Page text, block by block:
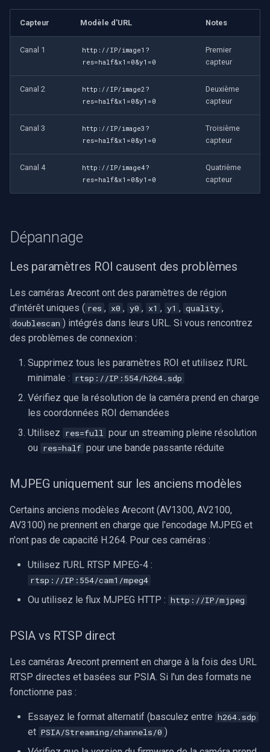
Capteur Modèle d'URL Notes
Canal 1
http://IP/image1?
res=half&x1=0&y1=0
Premier
capteur
Canal 2
http://IP/image2?
res=half&x1=0&y1=0
Deuxième
capteur
Canal 3
http://IP/image3?
res=half&x1=0&y1=0
Troisième
capteur
Canal 4
http://IP/image4?
res=half&x1=0&y1=0
Quatrième
capteur
Dépannage
Les paramètres ROI causent des problèmes
Les caméras Arecont ont des paramètres de région
d'intérêt uniques ( res , x0 , y0 , x1 , y1 , quality ,
doublescan ) intégrés dans leurs URL. Si vous rencontrez
des problèmes de connexion :
Supprimez tous les paramètres ROI et utilisez l'URL
minimale : rtsp://IP:554/h264.sdp
Vérifiez que la résolution de la caméra prend en charge
les coordonnées ROI demandées
Utilisez res=full
pour un streaming pleine résolution
ou res=half pour une bande passante réduite
MJPEG uniquement sur les anciens modèles
Certains anciens modèles Arecont (AV1300, AV2100,
AV3100) ne prennent en charge que l'encodage MJPEG et
n'ont pas de capacité H.264. Pour ces caméras :
Utilisez l'URL RTSP MPEG-4 :
rtsp://IP:554/cam1/mpeg4
Ou utilisez le flux MJPEG HTTP : http://IP/mjpeg
PSIA vs RTSP direct
Les caméras Arecont prennent en charge à la fois des URL
RTSP directes et basées sur PSIA. Si l'un des formats ne
fonctionne pas :
Essayez le format alternatif (basculez entre h264.sdp
et PSIA/Streaming/channels/0 )